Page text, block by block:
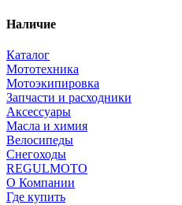
Наличие
Каталог
Мототехника
Мотоэкипировка
Запчасти и расходники
Аксессуары
Масла и химия
Велосипеды
Снегоходы
REGULMOTO
О Компании
Где купить